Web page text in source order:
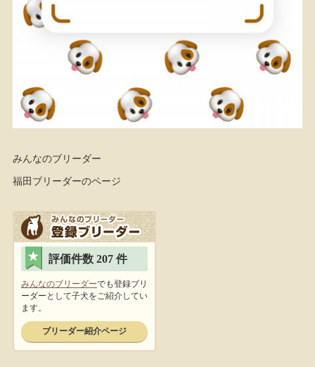
みんなのブリーダー
福田ブリーダーのページ